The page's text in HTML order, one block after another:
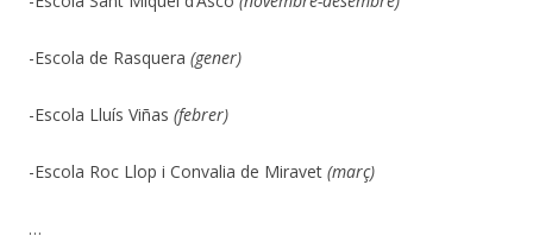
-Escola de Rasquera (gener)
-Escola Lluís Viñas (febrer)
-Escola Roc Llop i Convalia de Miravet (març)
…